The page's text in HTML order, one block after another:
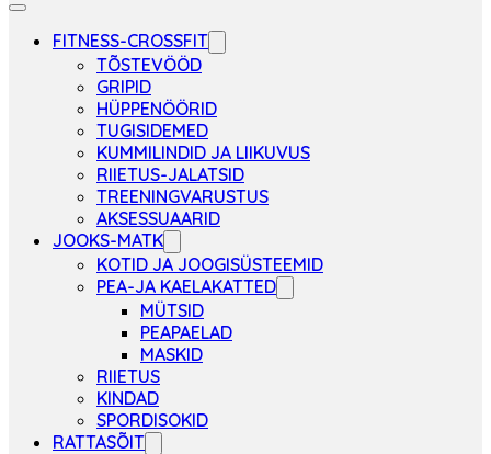
FITNESS-CROSSFIT
TÕSTEVÖÖD
GRIPID
HÜPPENÖÖRID
TUGISIDEMED
KUMMILINDID JA LIIKUVUS
RIIETUS-JALATSID
TREENINGVARUSTUS
AKSESSUAARID
JOOKS-MATK
KOTID JA JOOGISÜSTEEMID
PEA-JA KAELAKATTED
MÜTSID
PEAPAELAD
MASKID
RIIETUS
KINDAD
SPORDISOKID
RATTASÕIT